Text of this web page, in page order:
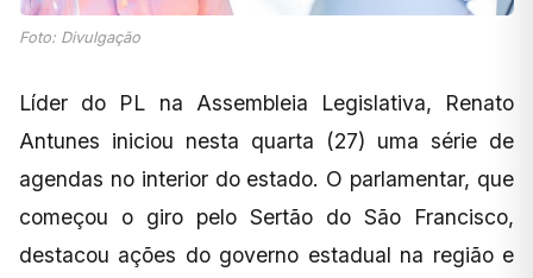
Foto: Divulgação
Líder do PL na Assembleia Legislativa, Renato
Antunes iniciou nesta quarta (27) uma série de
agendas no interior do estado. O parlamentar, que
começou o giro pelo Sertão do São Francisco,
destacou ações do governo estadual na região e